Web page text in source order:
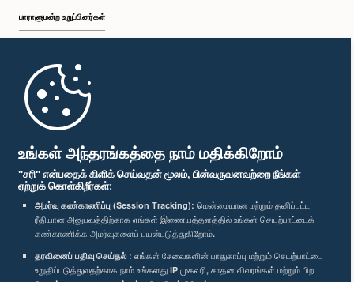
உங்கள் அந்தரங்கத்தை நாம் மதிக்கிறோம்
"சரி" என்பதைக் கிளிக் செய்வதன் மூலம், பின்வருவனவற்றை நீங்கள்
ஏற்றுக் கொள்கிறீர்கள்:
அமர்வு கண்காணிப்பு (Session Tracking): மென்மையான மற்றும் தனிப்பட்ட
ரீதியான அனுபவத்திற்காக எங்கள் இணையத்தளத்தில் உங்கள் செயற்பாட்டைக்
கண்காணிக்க அமர்வுகளைப் பயன்படுத்துகிறோம்.
தரவினைப் பதிவு செய்தல் : எங்கள் சேவைகளின் பாதுகாப்பு மற்றும் செயற்பாட்டை
உறுதிப்படுத்துவதற்காக நாம் உங்களது IP முகவரி, சாதன விவரங்கள் மற்றும் பிற
பாராளுமன்ற உறுப்பினர்கள்
முதற்பக்கம்
பாராளுமன்ற கையடக்க செயலி
எம்மை பின்தொடர்க :
விருதுகள்